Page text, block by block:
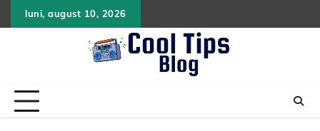
to
luni, august 10, 2026